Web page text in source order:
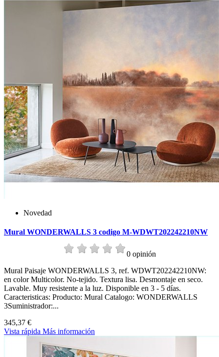
Novedad
Mural WONDERWALLS 3 codigo M-WDWT202242210NW
0 opinión
Mural Paisaje WONDERWALLS 3, ref. WDWT202242210NW:
en color Multicolor. No-tejido. Textura lisa. Desmontaje en seco.
Lavable. Muy resistente a la luz. Disponible en 3 - 5 días.
Caracteristicas: Producto: Mural Catalogo: WONDERWALLS
3Suministrador:...
345,37 €
Vista rápida Más información